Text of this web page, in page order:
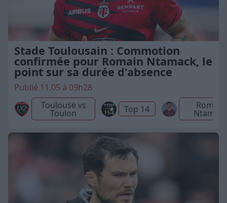
Stade Toulousain : Commotion
confirmée pour Romain Ntamack, le
point sur sa durée d'absence
Publié 11.05 à 09h28
Toulouse vs
Toulon Top 14 Romain